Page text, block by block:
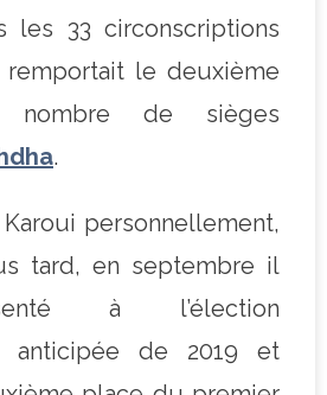
les 33 circonscriptions
le deuxième
nombre de sièges
.
personnellement,
tard, en septembre il
à l’élection
anticipée de 2019 et